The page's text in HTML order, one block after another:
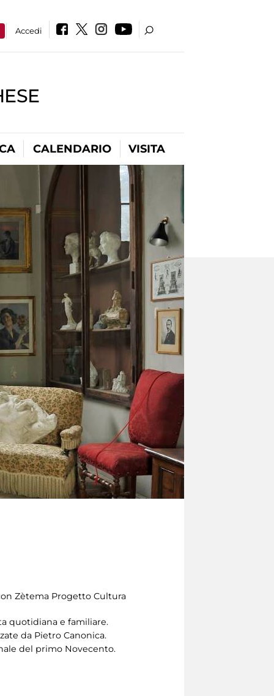
Accedi
CALENDARIO VISITA
Zètema Progetto Cultura
quotidiana e familiare.
da Pietro Canonica.
del primo Novecento.